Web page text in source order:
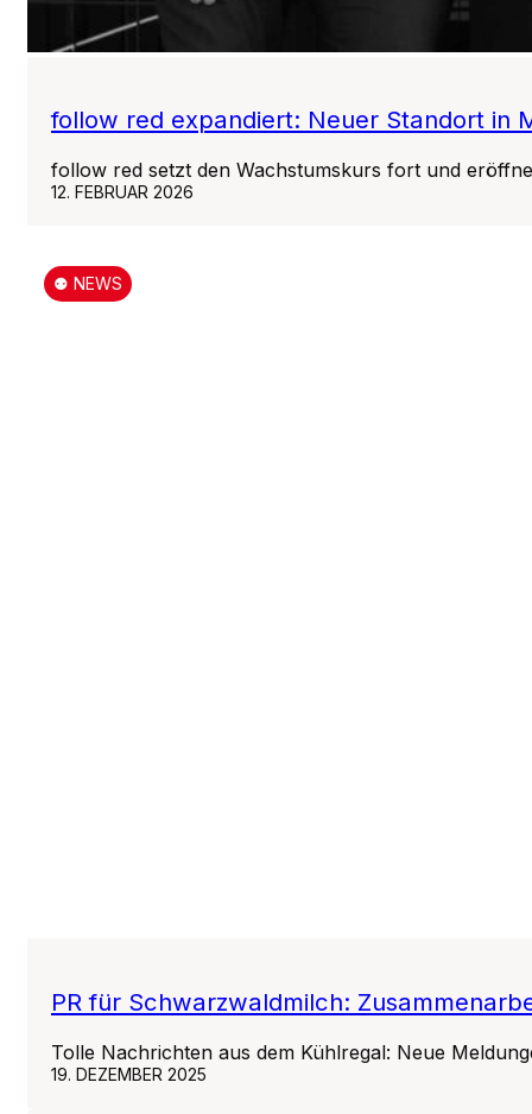
follow red expandiert: Neuer Standort in
follow red setzt den Wachstumskurs fort und
12. FEBRUAR 2026
⚉ NEWS
PR für Schwarzwaldmilch:
Tolle Nachrichten aus dem Kühlregal: Neue
19. DEZEMBER 2025